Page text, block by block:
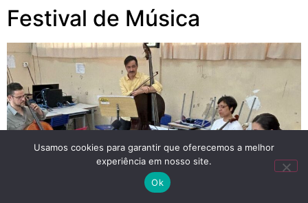
Festival de Música
Usamos cookies para garantir que oferecemos a melhor
experiência em nosso site.
Ok